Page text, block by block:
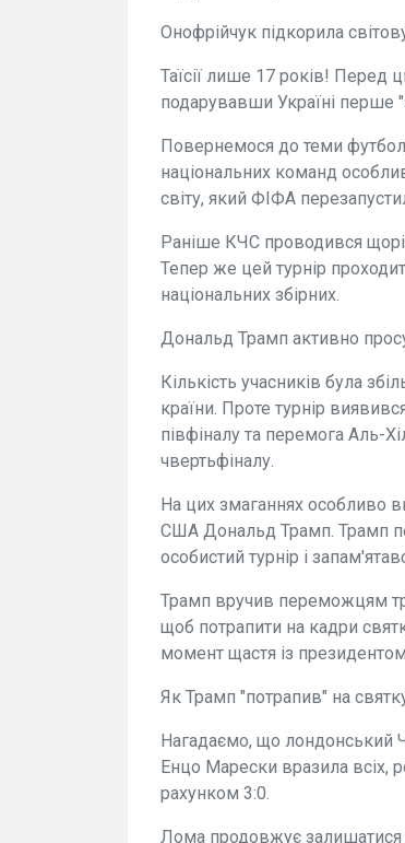
Онофрійчук підкорила
Таїсії лише 17 років! Перед
подарувавши Україні перше
Повернемося до теми
національних команд
світу, який ФІФА
Раніше КЧС проводився
Тепер же цей турнір
національних збірних.
Дональд Трамп активно
Кількість учасників була
країни. Проте турнір
півфіналу та перемога Аль-
чвертьфіналу.
На цих змаганнях особливо
США Дональд Трамп. Трамп
особистий турнір і
Трамп вручив переможцям
щоб потрапити на кадри
момент щастя із
Як Трамп "потрапив" на
Нагадаємо, що лондонський
Енцо Марески вразила всіх,
рахунком 3:0.
Лома продовжує залишатися